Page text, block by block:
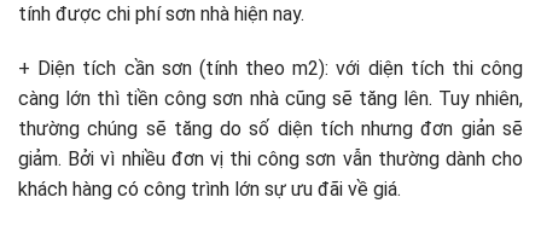
tính được chi phí sơn nhà hiện nay.
+ Diện tích cần sơn (tính theo m2): với diện tích thi công
càng lớn thì tiền công sơn nhà cũng sẽ tăng lên. Tuy nhiên,
thường chúng sẽ tăng do số diện tích nhưng đơn giản sẽ
giảm. Bởi vì nhiều đơn vị thi công sơn vẫn thường dành cho
khách hàng có công trình lớn sự ưu đãi về giá.